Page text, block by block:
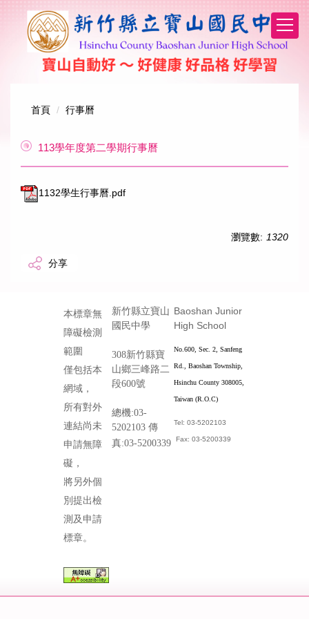
首頁
行事曆
113學年度第二學期行事曆
1132學生行事曆.pdf
瀏覽數: 1320
分享
本標章無
障礙檢測
範圍
僅包括本
網域，
所有對外
連結尚未
申請無障
礙，
將另外個
別提出檢
測及申請
標章。
新竹縣立寶山
國民中學
308新竹縣寶
山鄉三峰路二
段600號
總機:03-
5202103 傳
真:03-5200339
Baoshan Junior
High School
No.600, Sec. 2, Sanfeng
Rd., Baoshan Township,
Hsinchu County 308005,
Taiwan (R.O.C)
Tel: 03-5202103
Fax: 03-5200339